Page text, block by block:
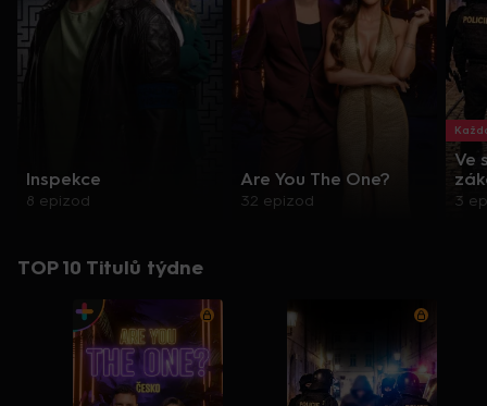
Inspekce
8 epizod
Are You The One?
32 epizod
Ve
3
TOP 10 Titulů týdne